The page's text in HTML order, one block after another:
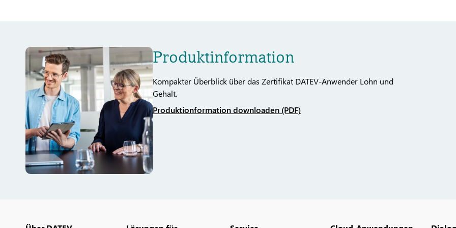
Produktinformation
Kompakter Überblick über das Zertifikat DATEV-Anwender Lohn und
Gehalt.
Produktionformation downloaden (PDF)